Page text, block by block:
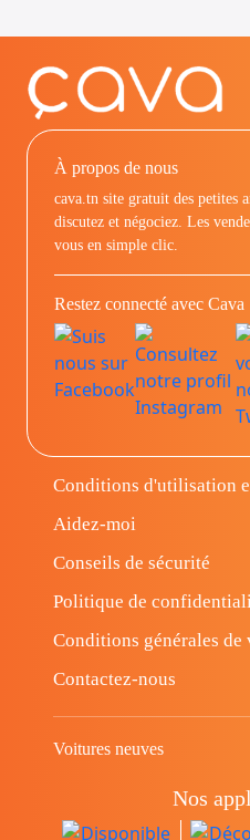
À propos de nous
cava.tn site gratuit des petites
discutez et négociez. Les
vous en simple clic.
Restez connecté avec Cava
Conditions d'utilisation
Aidez-moi
Conseils de sécurité
Politique de
Conditions générales de
Contactez-nous
Voitures neuves
Nos